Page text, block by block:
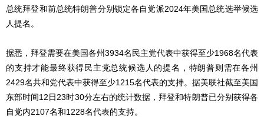
总统拜登和前总统特朗普分别锁定各自党派2024年美国总统选举候选
人提名。
据悉，拜登需要在美国各州3934名民主党代表中获得至少1968名代表
的支持才能最终获得民主党总统候选人的提名，特朗普则需在各州
2429名共和党代表中获得至少1215名代表的支持。据美联社截至美国
东部时间12日23时30分左右的统计数据，拜登和特朗普已分别获得各
自党内2107名和1228名代表的支持。